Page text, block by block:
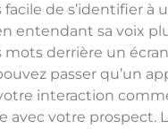
facile de s’identifier à
entendant sa voix
mots derrière un
passer qu’un
interaction
avec votre prospect.